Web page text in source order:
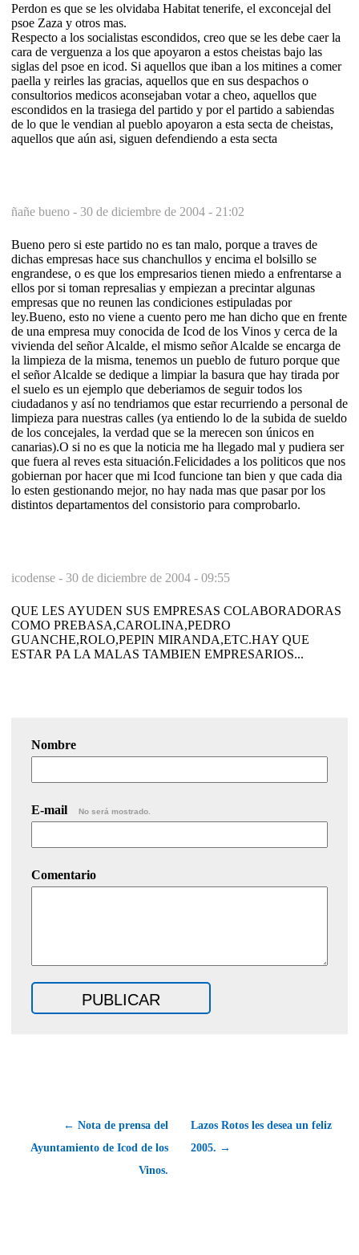
Perdon es que se les olvidaba Habitat tenerife, el exconcejal del
psoe Zaza y otros mas.
Respecto a los socialistas escondidos, creo que se les debe caer la
cara de verguenza a los que apoyaron a estos cheistas bajo las
siglas del psoe en icod. Si aquellos que iban a los mitines a comer
paella y reirles las gracias, aquellos que en sus despachos o
consultorios medicos aconsejaban votar a cheo, aquellos que
escondidos en la trasiega del partido y por el partido a sabiendas
de lo que le vendian al pueblo apoyaron a esta secta de cheistas,
aquellos que aún asi, siguen defendiendo a esta secta
ñañe bueno - 30 de diciembre de 2004 - 21:02
Bueno pero si este partido no es tan malo, porque a traves de
dichas empresas hace sus chanchullos y encima el bolsillo se
engrandese, o es que los empresarios tienen miedo a enfrentarse a
ellos por si toman represalias y empiezan a precintar algunas
empresas que no reunen las condiciones estipuladas por
ley.Bueno, esto no viene a cuento pero me han dicho que en frente
de una empresa muy conocida de Icod de los Vinos y cerca de la
vivienda del señor Alcalde, el mismo señor Alcalde se encarga de
la limpieza de la misma, tenemos un pueblo de futuro porque que
el señor Alcalde se dedique a limpiar la basura que hay tirada por
el suelo es un ejemplo que deberiamos de seguir todos los
ciudadanos y así no tendriamos que estar recurriendo a personal de
limpieza para nuestras calles (ya entiendo lo de la subida de sueldo
de los concejales, la verdad que se la merecen son únicos en
canarias).O si no es que la noticia me ha llegado mal y pudiera ser
que fuera al reves esta situación.Felicidades a los politicos que nos
gobiernan por hacer que mi Icod funcione tan bien y que cada dia
lo esten gestionando mejor, no hay nada mas que pasar por los
distintos departamentos del consistorio para comprobarlo.
icodense - 30 de diciembre de 2004 - 09:55
QUE LES AYUDEN SUS EMPRESAS COLABORADORAS
COMO PREBASA,CAROLINA,PEDRO
GUANCHE,ROLO,PEPIN MIRANDA,ETC.HAY QUE
ESTAR PA LA MALAS TAMBIEN EMPRESARIOS...
Nombre
E-mail No será mostrado.
Comentario
← Nota de prensa del
Ayuntamiento de Icod de los
Vinos.
Lazos Rotos les desea un feliz
2005. →